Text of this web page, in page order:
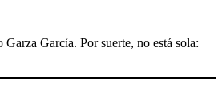
García. Por suerte, no está sola: